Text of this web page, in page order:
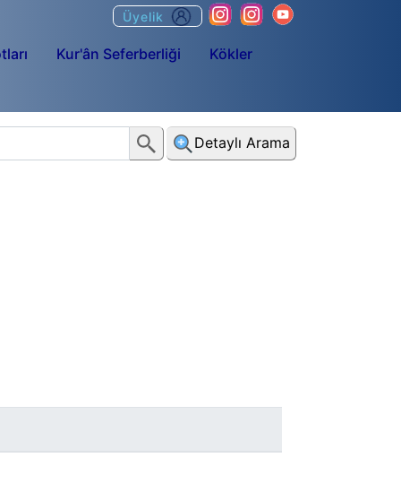
Kur'ân Seferberliği Kökler
Üyelik
Detaylı Arama